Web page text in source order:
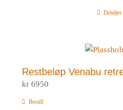
Detaljer
Restbeløp Venabu
kr 6950
Bestill